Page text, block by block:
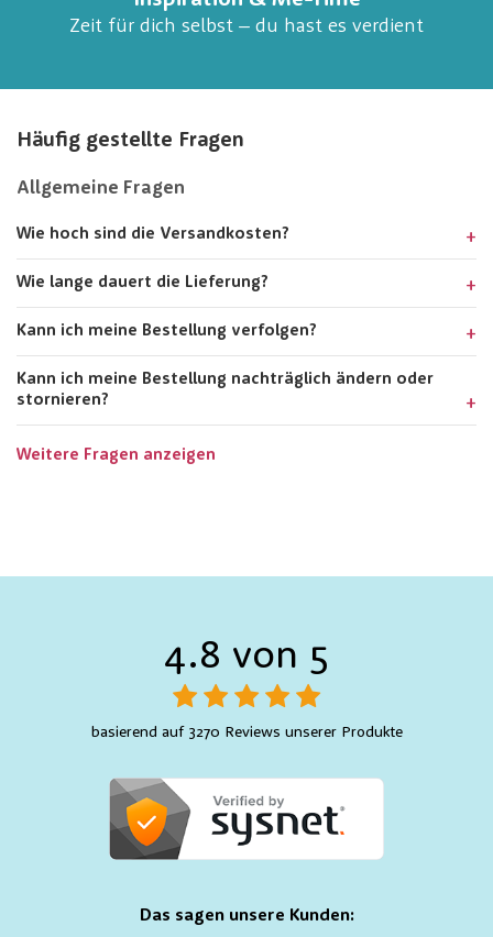
Zeit für dich selbst – du hast es verdient
Häufig gestellte Fragen
Allgemeine Fragen
Wie hoch sind die Versandkosten?
Wie lange dauert die Lieferung?
Kann ich meine Bestellung verfolgen?
Kann ich meine Bestellung nachträglich ändern oder
stornieren?
Weitere Fragen anzeigen
4.8 von 5
basierend auf 3270 Reviews unserer Produkte
Das sagen unsere Kunden: